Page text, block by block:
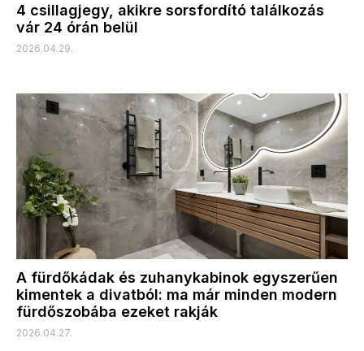
4 csillagjegy, akikre sorsfordító találkozás
vár 24 órán belül
2026.04.29.
A fürdőkádak és zuhanykabinok egyszerűen
kimentek a divatból: ma már minden modern
fürdőszobába ezeket rakják
2026.04.27.